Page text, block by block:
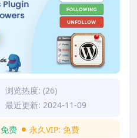
浏览热度: (26)
最近更新: 2024-11-09
免费 永久VIP: 免费